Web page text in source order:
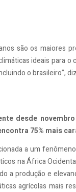
são os maiores
ideais para
o brasileiro”,
desde
75% mais
a um
na África
a produção e
agrícolas mais